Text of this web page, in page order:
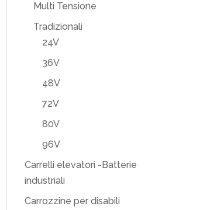
Multi Tensione
Tradizionali
24V
36V
48V
72V
80V
96V
Carrelli elevatori -Batterie
industriali
Carrozzine per disabili